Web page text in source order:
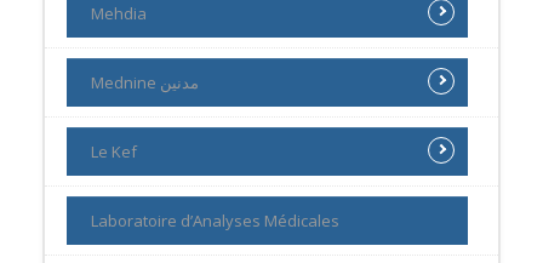
Mehdia
Mednine مدنين
Le Kef
Laboratoire d’Analyses Médicales